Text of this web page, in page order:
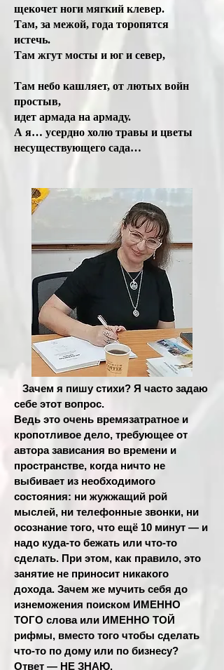
щекочет ноги мягкий клевер.
Там, за межой, года торопятся
истечь.
Там жгут мосты и юг и север,
Там небо кашляет, от лютых войн
простыв,
идет армада на армаду.
А я… усердно холю травы и цветы
несуществующего сада…
Зачем я пишу стихи? Я часто задаю
себе этот вопрос.
Ведь это очень времязатратное и
кропотливое дело, требующее от
автора зависания во времени и
пространстве, когда ничто не
выбивает из необходимого
состояния: ни жужжащий рой
мыслей, ни телефонные звонки, ни
осознание того, что ещё 10 минут — и
надо куда-то бежать или что-то
сделать. При этом, как правило, это
занятие не приносит никакого
дохода. Зачем же мучить себя до
изнеможения поиском ИМЕННО
ТОГО слова или ИМЕННО ТОЙ
рифмы, вместо того чтобы сделать
что-то по дому или по бизнесу?
Ответ — НЕ ЗНАЮ.